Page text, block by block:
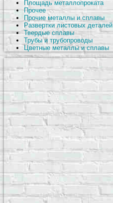
Площадь металлопроката
Прочее
Прочие металлы и сплавы
Развертки листовых деталей
Твердые сплавы
Трубы и трубопроводы
Цветные металлы и сплавы